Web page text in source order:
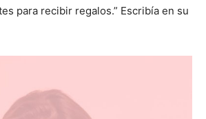
para recibir regalos.” Escribía en su